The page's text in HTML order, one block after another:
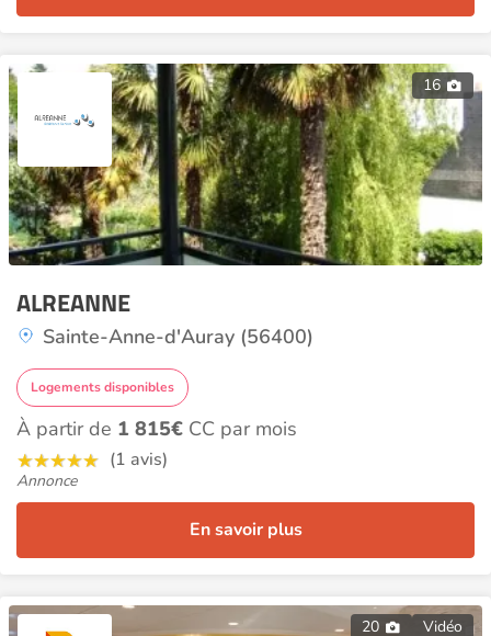
16
ALREANNE
Sainte-Anne-d'Auray (56400)
Logements disponibles
À partir de 1 815€ CC par mois
(1 avis)
Annonce
En savoir plus
20 Vidéo